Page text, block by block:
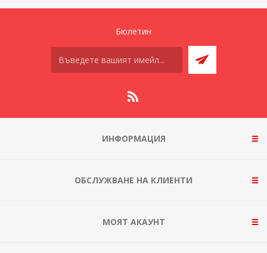
Бюлетин
ИНФОРМАЦИЯ
ОБСЛУЖВАНЕ НА КЛИЕНТИ
МОЯТ АКАУНТ